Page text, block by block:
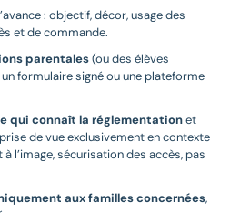
: objectif, décor, usage des
et de commande.
parentales(ou des élèves
formulaire signé ou une plateforme
qui connaît la réglementationet
de vue exclusivement en contexte
l’image, sécurisation des accès, pas
aux familles concernées,